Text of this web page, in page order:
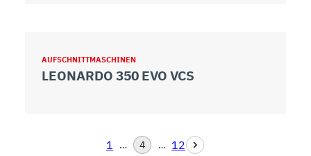
AUFSCHNITTMASCHINEN
LEONARDO 350 EVO VCS
1 … 4 … 12